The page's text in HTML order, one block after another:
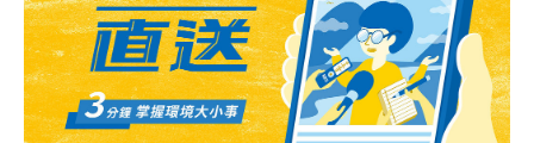
藥協會拋出的「西方利益集團」論，亞洲動物基金外事部
總監張小海2月6日則回應稱，亞洲動物基金絕大多數捐款
都是小額捐款，以去年的資料為例，94%的捐款來自個人
捐款，幾乎沒有大額的來自機構的捐款。